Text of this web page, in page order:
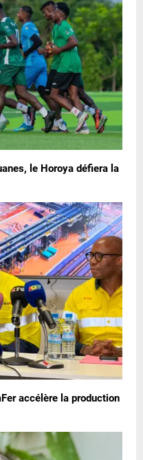
le Horoya défiera la
accélère la production